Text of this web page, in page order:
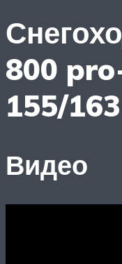
800
155/163
Видео